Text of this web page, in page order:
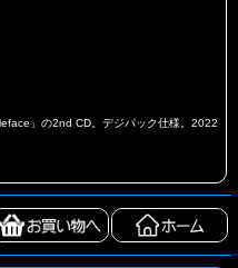
」の2nd CD。デジパック仕様。2022